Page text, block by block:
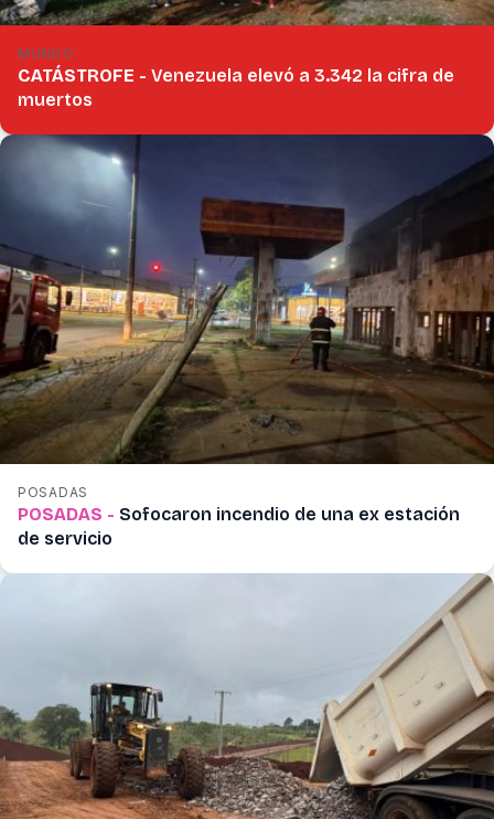
MUNDO
CATÁSTROFE - Venezuela elevó a 3.342 la cifra de
muertos
POSADAS
POSADAS - Sofocaron incendio de una ex estación
de servicio